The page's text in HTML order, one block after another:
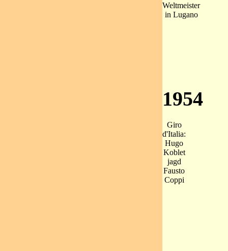
Weltmeister
in Lugano
1954
Giro
d'Italia:
Hugo
Koblet
jagd
Fausto
Coppi